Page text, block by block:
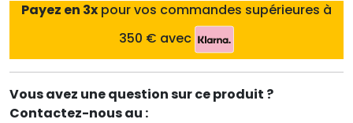
Payez en 3x pour vos commandes supérieures à
350 € avec
Vous avez une question sur ce produit ?
Contactez-nous au :